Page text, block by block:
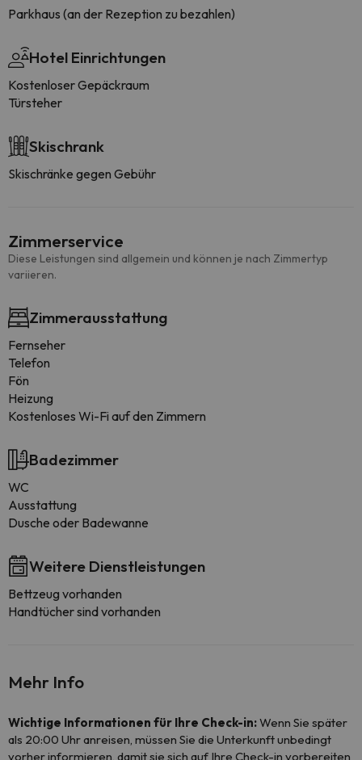
Parkhaus (an der Rezeption zu bezahlen)
Hotel Einrichtungen
Kostenloser Gepäckraum
Türsteher
Skischrank
Skischränke gegen Gebühr
Zimmerservice
Diese Leistungen sind allgemein und können je nach Zimmertyp
variieren.
Zimmerausstattung
Fernseher
Telefon
Fön
Heizung
Kostenloses Wi-Fi auf den Zimmern
Badezimmer
WC
Ausstattung
Dusche oder Badewanne
Weitere Dienstleistungen
Bettzeug vorhanden
Handtücher sind vorhanden
Mehr Info
Wichtige Informationen für Ihre Check-in:Wenn Sie später
als 20:00 Uhr anreisen, müssen Sie die Unterkunft unbedingt
vorher informieren, damit sie sich auf Ihre Check-in vorbereiten